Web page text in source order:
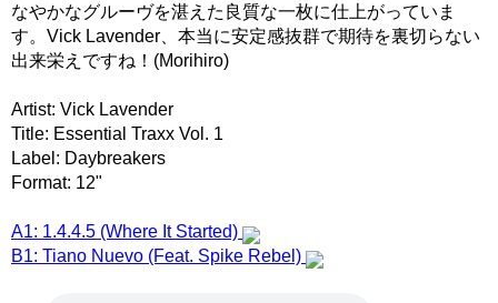
なやかなグルーヴを湛えた良質な一枚に仕上がっていま
す。Vick Lavender、本当に安定感抜群で期待を裏切らない
出来栄えですね！(Morihiro)
Artist: Vick Lavender
Title: Essential Traxx Vol. 1
Label: Daybreakers
Format: 12"
A1: 1.4.4.5 (Where It Started)
B1: Tiano Nuevo (Feat. Spike Rebel)